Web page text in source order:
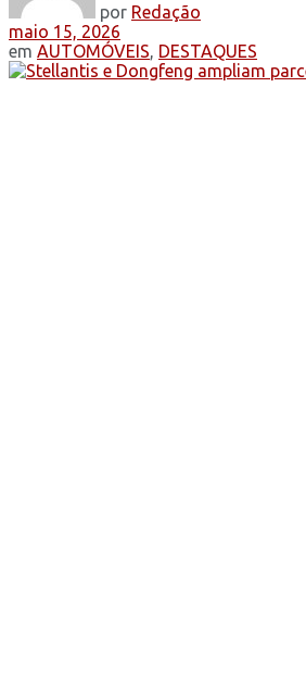
por Redação
maio 15, 2026
em AUTOMÓVEIS, DESTAQUES